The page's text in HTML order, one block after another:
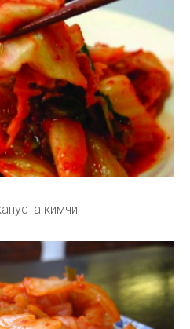
кимчи